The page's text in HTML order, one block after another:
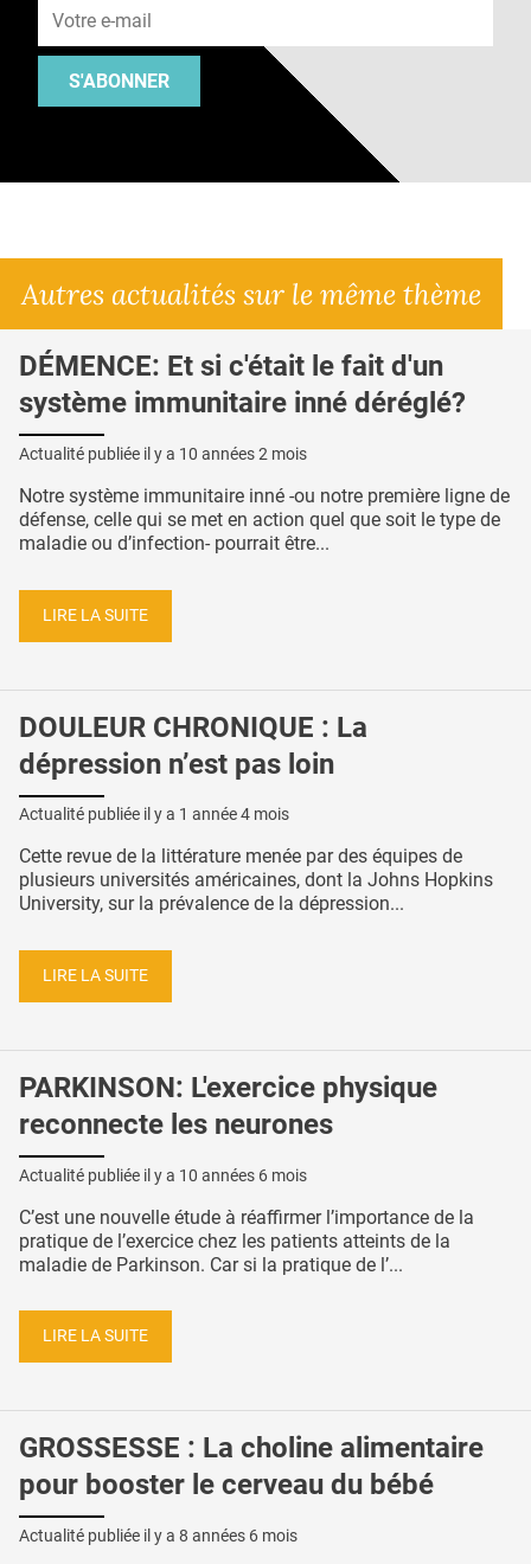
S'ABONNER
Autres actualités sur le même thème
DÉMENCE: Et si c'était le fait d'un
système immunitaire inné déréglé?
Actualité publiée il y a 10 années 2 mois
Notre système immunitaire inné -ou notre première ligne de
défense, celle qui se met en action quel que soit le type de
maladie ou d’infection- pourrait être...
LIRE LA SUITE
DOULEUR CHRONIQUE : La
dépression n’est pas loin
Actualité publiée il y a 1 année 4 mois
Cette revue de la littérature menée par des équipes de
plusieurs universités américaines, dont la Johns Hopkins
University, sur la prévalence de la dépression...
LIRE LA SUITE
PARKINSON: L'exercice physique
reconnecte les neurones
Actualité publiée il y a 10 années 6 mois
C’est une nouvelle étude à réaffirmer l’importance de la
pratique de l’exercice chez les patients atteints de la
maladie de Parkinson. Car si la pratique de l’...
LIRE LA SUITE
GROSSESSE : La choline alimentaire
pour booster le cerveau du bébé
Actualité publiée il y a 8 années 6 mois